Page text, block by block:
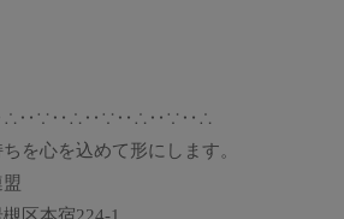
を心を込めて形にします。
盟
区本宿224-1